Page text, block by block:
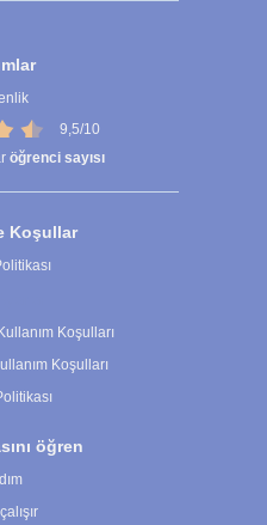
9,5/10
öğrenci sayısı
Koşullar
Koşulları
Koşulları
öğren